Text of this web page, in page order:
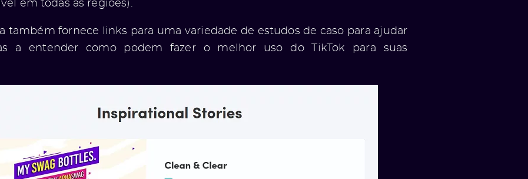
em todas as regiões).
também fornece links para uma variedade de estudos de caso para ajudar
a entender como podem fazer o melhor uso do TikTok para suas